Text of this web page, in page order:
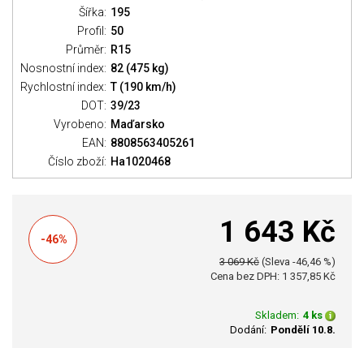
Šířka: 195
Profil: 50
Průměr: R15
Nosnostní index: 82 (475 kg)
Rychlostní index: T (190 km/h)
DOT: 39/23
Vyrobeno: Maďarsko
EAN: 8808563405261
Číslo zboží: Ha1020468
-46% 1 643 Kč
3 069 Kč (Sleva -46,46 %)
Cena bez DPH: 1 357,85 Kč
Skladem: 4 ks
Dodání: Pondělí 10.8.